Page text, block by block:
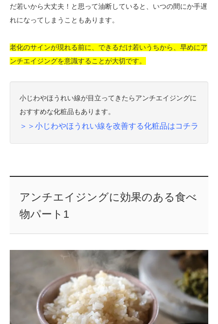
だ若いから大丈夫！と思って油断していると、いつの間にか手遅
れになってしまうこともあります。
老化のサインが現れる前に、できるだけ若いうちから、早めにア
ンチエイジングを意識することが大切です。
小じわやほうれい線が目立ってきたらアンチエイジングに
おすすめな化粧品もあります。
＞＞小じわやほうれい線を改善する化粧品はコチラ
アンチエイジングに効果のある食べ
物パート1